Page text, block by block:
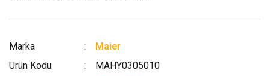
Marka
Maier
Ürün Kodu
MAHY0305010